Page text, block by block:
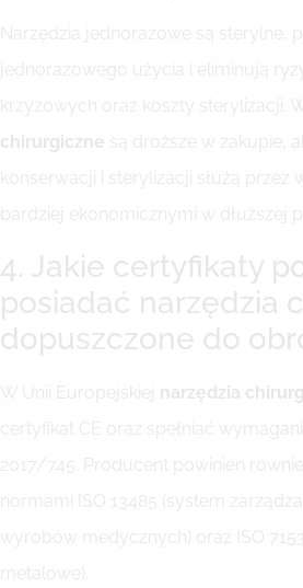
Narzędzia jednorazowe są sterylne,
jednorazowego użycia i eliminują
krzyżowych oraz koszty sterylizacji.
chirurgiczne są droższe w zakupie,
konserwacji i sterylizacji służą przez
bardziej ekonomicznymi w dłuższej
4. Jakie certyfikaty
posiadać narzędzia
dopuszczone do
W Unii Europejskiej narzędzia
certyfikat CE oraz spełniać
2017/745. Producent powinien
normami ISO 13485 (system
wyrobów medycznych) oraz ISO
metalowe).